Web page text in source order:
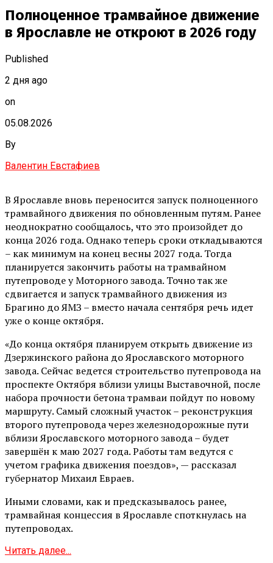
Полноценное трамвайное движение
в Ярославле не откроют в 2026 году
Published
2 дня ago
on
05.08.2026
By
Валентин Евстафиев
В Ярославле вновь переносится запуск полноценного
трамвайного движения по обновленным путям. Ранее
неоднократно сообщалось, что это произойдет до
конца 2026 года. Однако теперь сроки откладываются
– как минимум на конец весны 2027 года. Тогда
планируется закончить работы на трамвайном
путепроводе у Моторного завода. Точно так же
сдвигается и запуск трамвайного движения из
Брагино до ЯМЗ – вместо начала сентября речь идет
уже о конце октября.
«До конца октября планируем открыть движение из
Дзержинского района до Ярославского моторного
завода. Сейчас ведется строительство путепровода на
проспекте Октября вблизи улицы Выставочной, после
набора прочности бетона трамваи пойдут по новому
маршруту. Самый сложный участок – реконструкция
второго путепровода через железнодорожные пути
вблизи Ярославского моторного завода – будет
завершён к маю 2027 года. Работы там ведутся с
учетом графика движения поездов», — рассказал
губернатор Михаил Евраев.
Иными словами, как и предсказывалось ранее,
трамвайная концессия в Ярославле споткнулась на
путепроводах.
Читать далее...